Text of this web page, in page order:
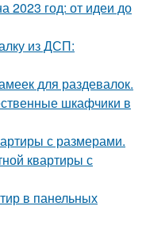
год: от идеи до
из ДСП:
для раздевалок.
шкафчики в
с размерами.
квартиры с
в панельных